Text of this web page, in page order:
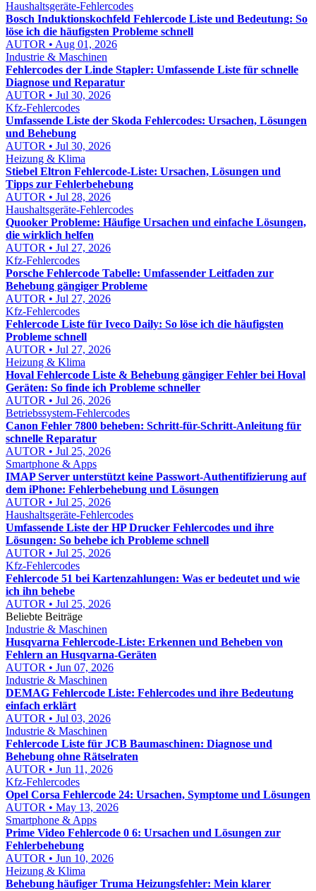
Haushaltsgeräte-Fehlercodes
Bosch Induktionskochfeld Fehlercode Liste und Bedeutung: So
löse ich die häufigsten Probleme schnell
AUTOR • Aug 01, 2026
Industrie & Maschinen
Fehlercodes der Linde Stapler: Umfassende Liste für schnelle
Diagnose und Reparatur
AUTOR • Jul 30, 2026
Kfz-Fehlercodes
Umfassende Liste der Skoda Fehlercodes: Ursachen, Lösungen
und Behebung
AUTOR • Jul 30, 2026
Heizung & Klima
Stiebel Eltron Fehlercode-Liste: Ursachen, Lösungen und
Tipps zur Fehlerbehebung
AUTOR • Jul 28, 2026
Haushaltsgeräte-Fehlercodes
Quooker Probleme: Häufige Ursachen und einfache Lösungen,
die wirklich helfen
AUTOR • Jul 27, 2026
Kfz-Fehlercodes
Porsche Fehlercode Tabelle: Umfassender Leitfaden zur
Behebung gängiger Probleme
AUTOR • Jul 27, 2026
Kfz-Fehlercodes
Fehlercode Liste für Iveco Daily: So löse ich die häufigsten
Probleme schnell
AUTOR • Jul 27, 2026
Heizung & Klima
Hoval Fehlercode Liste & Behebung gängiger Fehler bei Hoval
Geräten: So finde ich Probleme schneller
AUTOR • Jul 26, 2026
Betriebssystem-Fehlercodes
Canon Fehler 7800 beheben: Schritt-für-Schritt-Anleitung für
schnelle Reparatur
AUTOR • Jul 25, 2026
Smartphone & Apps
IMAP Server unterstützt keine Passwort-Authentifizierung auf
dem iPhone: Fehlerbehebung und Lösungen
AUTOR • Jul 25, 2026
Haushaltsgeräte-Fehlercodes
Umfassende Liste der HP Drucker Fehlercodes und ihre
Lösungen: So behebe ich Probleme schnell
AUTOR • Jul 25, 2026
Kfz-Fehlercodes
Fehlercode 51 bei Kartenzahlungen: Was er bedeutet und wie
ich ihn behebe
AUTOR • Jul 25, 2026
Beliebte Beiträge
Industrie & Maschinen
Husqvarna Fehlercode-Liste: Erkennen und Beheben von
Fehlern an Husqvarna-Geräten
AUTOR • Jun 07, 2026
Industrie & Maschinen
DEMAG Fehlercode Liste: Fehlercodes und ihre Bedeutung
einfach erklärt
AUTOR • Jul 03, 2026
Industrie & Maschinen
Fehlercode Liste für JCB Baumaschinen: Diagnose und
Behebung ohne Rätselraten
AUTOR • Jun 11, 2026
Kfz-Fehlercodes
Opel Corsa Fehlercode 24: Ursachen, Symptome und Lösungen
AUTOR • May 13, 2026
Smartphone & Apps
Prime Video Fehlercode 0 6: Ursachen und Lösungen zur
Fehlerbehebung
AUTOR • Jun 10, 2026
Heizung & Klima
Behebung häufiger Truma Heizungsfehler: Mein klarer